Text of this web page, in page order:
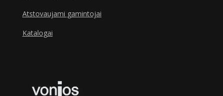
Atstovaujami gamintojai
Katalogai